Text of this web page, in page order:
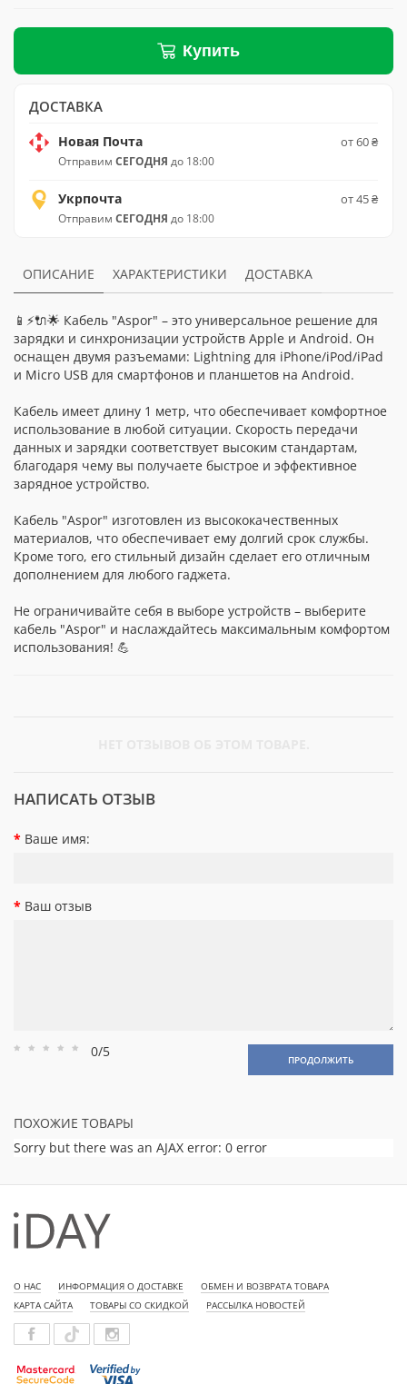
Купить
ДОСТАВКА
Новая Почта
Отправим СЕГОДНЯ до 18:00
от 60 ₴
Укрпочта
Отправим СЕГОДНЯ до 18:00
от 45 ₴
ОПИСАНИЕ ХАРАКТЕРИСТИКИ ДОСТАВКА
📱⚡🔌🌟 Кабель "Aspor" – это универсальное решение для
зарядки и синхронизации устройств Apple и Android. Он
оснащен двумя разъемами: Lightning для iPhone/iPod/iPad
и Micro USB для смартфонов и планшетов на Android.
Кабель имеет длину 1 метр, что обеспечивает комфортное
использование в любой ситуации. Скорость передачи
данных и зарядки соответствует высоким стандартам,
благодаря чему вы получаете быстрое и эффективное
зарядное устройство.
Кабель "Aspor" изготовлен из высококачественных
материалов, что обеспечивает ему долгий срок службы.
Кроме того, его стильный дизайн сделает его отличным
дополнением для любого гаджета.
Не ограничивайте себя в выборе устройств – выберите
кабель "Aspor" и наслаждайтесь максимальным комфортом
использования! 💪
НАПИСАТЬ ОТЗЫВ
Ваше имя:
Ваш отзыв
Рейтинг
Рейтинг
Рейтинг
Рейтинг
Рейтинг
0/5 ПРОДОЛЖИТЬ
ПОХОЖИЕ ТОВАРЫ
Sorry but there was an AJAX error: 0 error
О НАС ИНФОРМАЦИЯ О ДОСТАВКЕ
ОБМЕН И ВОЗВРАТА ТОВАРА
КАРТА САЙТА
ТОВАРЫ СО СКИДКОЙ РАССЫЛКА НОВОСТЕЙ